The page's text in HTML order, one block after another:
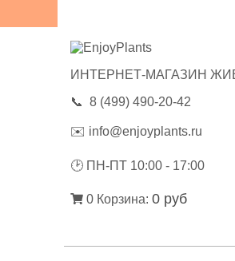
ИНТЕРНЕТ-МАГАЗИН
📞 8 (499) 490-20-42
✉️ info@enjoyplants.ru
🕑 ПН-ПТ 10:00 - 17:00
0 Корзина: 0 руб